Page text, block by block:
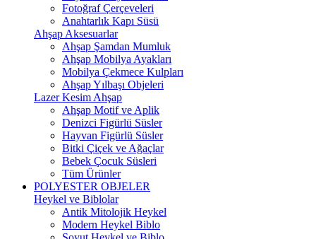
Fotoğraf Çerçeveleri
Anahtarlık Kapı Süsü
Ahşap Aksesuarlar
Ahşap Şamdan Mumluk
Ahşap Mobilya Ayakları
Mobilya Çekmece Kulpları
Ahşap Yılbaşı Objeleri
Lazer Kesim Ahşap
Ahşap Motif ve Aplik
Denizci Figürlü Süsler
Hayvan Figürlü Süsler
Bitki Çiçek ve Ağaçlar
Bebek Çocuk Süsleri
Tüm Ürünler
POLYESTER OBJELER
Heykel ve Biblolar
Antik Mitolojik Heykel
Modern Heykel Biblo